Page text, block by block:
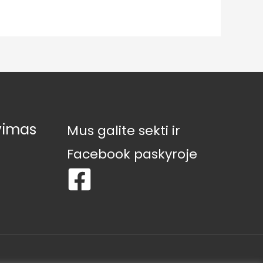
Mus galite sekti ir
Facebook paskyroje